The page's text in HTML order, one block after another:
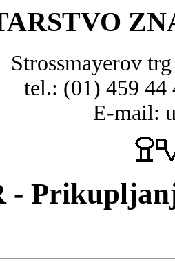
Strossmayerov
tel.: (01) 459 44
E-mail:
-